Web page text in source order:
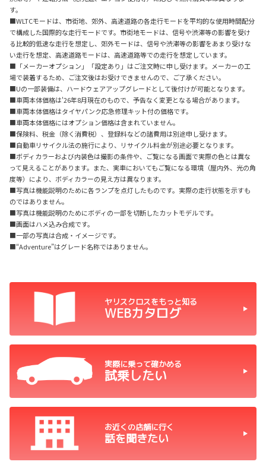
す。
■WLTCモードは、市街地、郊外、高速道路の各走行モードを平均的な使用時間配分
で構成した国際的な走行モードです。市街地モードは、信号や渋滞等の影響を受け
る比較的低速な走行を想定し、郊外モードは、信号や渋滞等の影響をあまり受けな
い走行を想定、高速道路モードは、高速道路等での走行を想定しています。
■「メーカーオプション」「設定あり」はご注文時に申し受けます。メーカーの工
場で装着するため、ご注文後はお受けできませんので、ご了承ください。
■Uの一部装備は、ハードウェアアップグレードとして後付けが可能となります。
■車両本体価格は'26年8月現在のもので、予告なく変更となる場合があります。
■車両本体価格はタイヤパンク応急修理キット付の価格です。
■車両本体価格にはオプション価格は含まれていません。
■保険料、税金（除く消費税）、登録料などの諸費用は別途申し受けます。
■自動車リサイクル法の施行により、リサイクル料金が別途必要となります。
■ボディカラーおよび内装色は撮影の条件や、ご覧になる画面で実際の色とは異な
って見えることがあります。また、実車においてもご覧になる環境（屋内外、光の角
度等）により、ボディカラーの見え方は異なります。
■写真は機能説明のために各ランプを点灯したものです。実際の走行状態を示すも
のではありません。
■写真は機能説明のためにボディの一部を切断したカットモデルです。
■画面はハメ込み合成です。
■一部の写真は合成・イメージです。
■“Adventure”はグレード名称ではありません。
ヤリスクロスをもっと知る
WEBカタログ
実際に乗って確かめる
試乗したい
お近くの店舗に行く
話を聞きたい